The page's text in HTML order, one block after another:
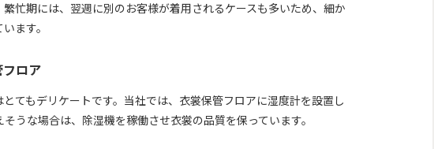
忙期には、翌週に別のお客様が着用されるケースも多いため、細か
ます。
ロア
てもデリケートです。当社では、衣裳保管フロアに湿度計を設置し
うな場合は、除湿機を稼働させ衣裳の品質を保っています。